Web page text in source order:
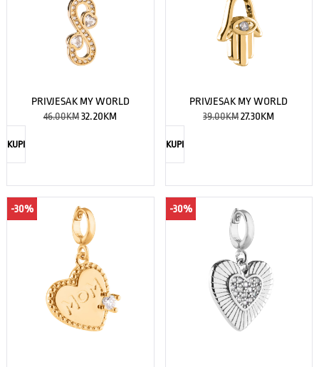
PRIVJESAK MY WORLD
46.00KM32.20KM
KUPI
PRIVJESAK MY WORLD
39.00KM27.30KM
KUPI
-30% -30%